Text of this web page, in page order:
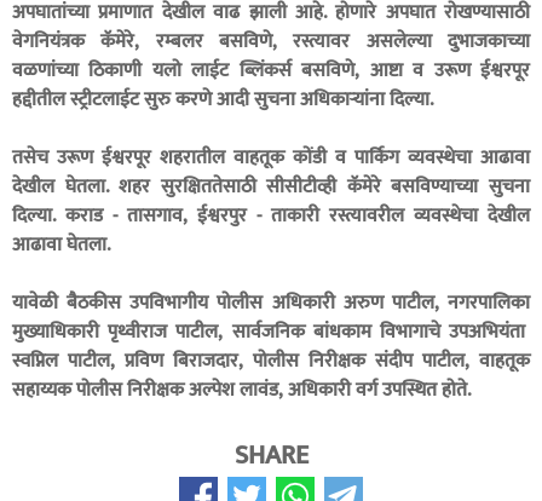
अपघातांच्या प्रमाणात देखील वाढ झाली आहे. होणारे अपघात रोखण्यासाठी
वेगनियंत्रक कॅमेरे, रम्बलर बसविणे, रस्त्यावर असलेल्या दुभाजकाच्या
वळणांच्या ठिकाणी यलो लाईट ब्लिंकर्स बसविणे, आष्टा व उरूण ईश्वरपूर
हद्दीतील स्ट्रीटलाईट सुरु करणे आदी सुचना अधिकाऱ्यांना दिल्या.
तसेच उरूण ईश्वरपूर शहरातील वाहतूक कोंडी व पार्किंग व्यवस्थेचा आढावा
देखील घेतला. शहर सुरक्षिततेसाठी सीसीटीव्ही कॅमेरे बसविण्याच्या सुचना
दिल्या. कराड - तासगाव, ईश्वरपुर - ताकारी रस्त्यावरील व्यवस्थेचा देखील
आढावा घेतला.
यावेळी बैठकीस उपविभागीय पोलीस अधिकारी अरुण पाटील, नगरपालिका
मुख्याधिकारी पृथ्वीराज पाटील, सार्वजनिक बांधकाम विभागाचे उपअभियंता
स्वप्निल पाटील, प्रविण बिराजदार, पोलीस निरीक्षक संदीप पाटील, वाहतूक
सहाय्यक पोलीस निरीक्षक अल्पेश लावंड, अधिकारी वर्ग उपस्थित होते.
SHARE